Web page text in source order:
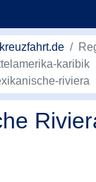
karibik
riviera